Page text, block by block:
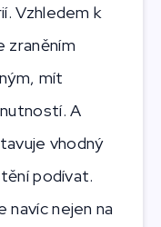
Vzhledem k
zraněním
mít
A
vhodný
podívat.
navíc nejen na